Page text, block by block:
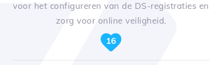
voor het configureren van de DS-registraties en
zorg voor online veiligheid.
16